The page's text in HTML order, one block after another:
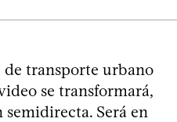
de transporte urbano
se transformará,
semidirecta. Será en